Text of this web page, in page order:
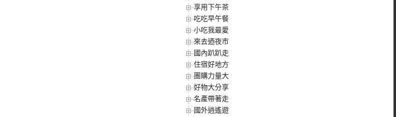
享用下午茶
吃吃早午餐
小吃我最愛
來去迺夜市
國內趴趴走
住宿好地方
團購力量大
好物大分享
名產帶著走
國外逍遙遊